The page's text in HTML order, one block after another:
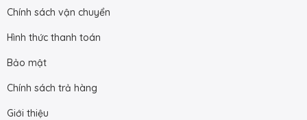
Chính sách vận chuyển
Hình thức thanh toán
Bảo mật
Chính sách trả hàng
Giới thiệu